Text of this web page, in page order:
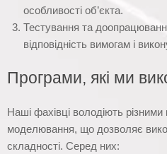
особливості об’єкта.
Тестування та
відповідність вимогам і
Програми, які ми
Наші фахівці володіють
моделювання, що дозволяє
складності. Серед них: